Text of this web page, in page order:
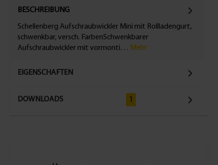
BESCHREIBUNG
Schellenberg Aufschraubwickler Mini mit Rollladengurt,
schwenkbar, versch. FarbenSchwenkbarer
Aufschraubwickler mit vormonti… Mehr
EIGENSCHAFTEN
DOWNLOADS 1